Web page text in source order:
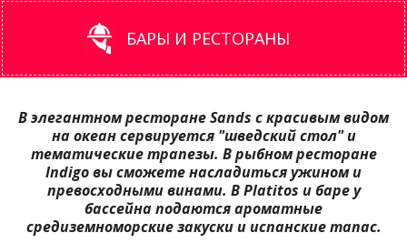
БАРЫ И РЕСТОРАНЫ
В элегантном ресторане Sands с красивым видом
на океан сервируется "шведский стол" и
тематические трапезы. В рыбном ресторане
Indigo вы сможете насладиться ужином и
превосходными винами. В Platitos и баре у
бассейна подаются ароматные
средиземноморские закуски и испанские тапас.